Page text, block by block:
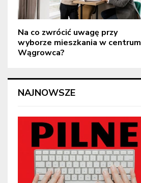
Na co zwrócić uwagę przy
wyborze mieszkania w centrum
Wągrowca?
NAJNOWSZE